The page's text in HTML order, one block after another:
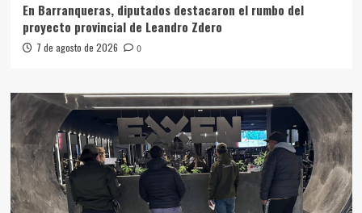
En Barranqueras, diputados destacaron el rumbo del
proyecto provincial de Leandro Zdero
7 de agosto de 2026 0